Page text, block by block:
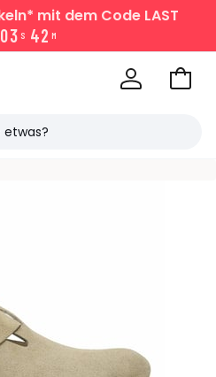
mit dem Code LAST
03 S 42 M
Zum